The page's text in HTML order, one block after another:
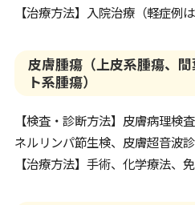
【治療方法】入院治療（軽症例
皮膚腫瘍（上皮系腫瘍、
ト系腫瘍）
【検査・診断方法】皮膚病理検
ネルリンパ節生検、皮膚超音波
【治療方法】手術、化学療法、